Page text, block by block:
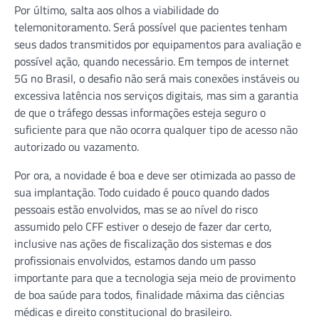
Por último, salta aos olhos a viabilidade do
telemonitoramento. Será possível que pacientes tenham
seus dados transmitidos por equipamentos para avaliação e
possível ação, quando necessário. Em tempos de internet
5G no Brasil, o desafio não será mais conexões instáveis ou
excessiva latência nos serviços digitais, mas sim a garantia
de que o tráfego dessas informações esteja seguro o
suficiente para que não ocorra qualquer tipo de acesso não
autorizado ou vazamento.
Por ora, a novidade é boa e deve ser otimizada ao passo de
sua implantação. Todo cuidado é pouco quando dados
pessoais estão envolvidos, mas se ao nível do risco
assumido pelo CFF estiver o desejo de fazer dar certo,
inclusive nas ações de fiscalização dos sistemas e dos
profissionais envolvidos, estamos dando um passo
importante para que a tecnologia seja meio de provimento
de boa saúde para todos, finalidade máxima das ciências
médicas e direito constitucional do brasileiro.